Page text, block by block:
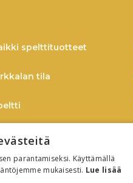
spelttituotteet
tila
parantamiseksi. Käyttämällä
mukaisesti. Lue lisää